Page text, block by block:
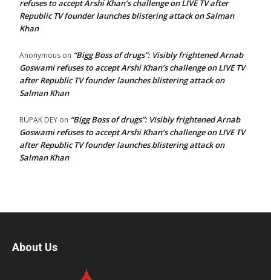
refuses to accept Arshi Khan’s challenge on LIVE TV after
Republic TV founder launches blistering attack on Salman
Khan
Anonymous on “Bigg Boss of drugs”: Visibly frightened Arnab
Goswami refuses to accept Arshi Khan’s challenge on LIVE TV
after Republic TV founder launches blistering attack on
Salman Khan
RUPAK DEY on “Bigg Boss of drugs”: Visibly frightened Arnab
Goswami refuses to accept Arshi Khan’s challenge on LIVE TV
after Republic TV founder launches blistering attack on
Salman Khan
About Us